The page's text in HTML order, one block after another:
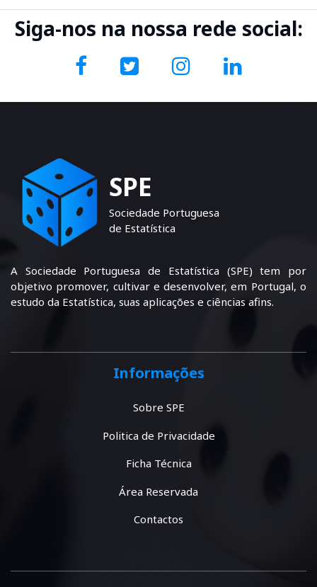
Siga-nos na nossa rede social:
SPE
Sociedade Portuguesa
de Estatística
A Sociedade Portuguesa de Estatística (SPE) tem por
objetivo promover, cultivar e desenvolver, em Portugal, o
estudo da Estatística, suas aplicações e ciências afins.
Informações
Sobre SPE
Politica de Privacidade
Ficha Técnica
Área Reservada
Contactos